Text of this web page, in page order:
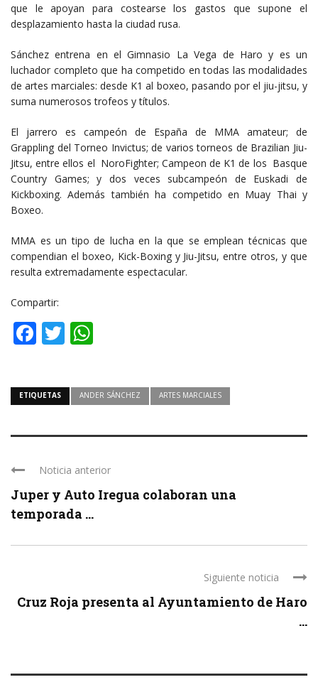
que le apoyan para costearse los gastos que supone el
desplazamiento hasta la ciudad rusa.
Sánchez entrena en el Gimnasio La Vega de Haro y es un
luchador completo que ha competido en todas las modalidades
de artes marciales: desde K1 al boxeo, pasando por el jiu-jitsu, y
suma numerosos trofeos y títulos.
El jarrero es campeón de España de MMA amateur; de
Grappling del Torneo Invictus; de varios torneos de Brazilian Jiu-
Jitsu, entre ellos el NoroFighter; Campeon de K1 de los Basque
Country Games; y dos veces subcampeón de Euskadi de
Kickboxing. Además también ha competido en Muay Thai y
Boxeo.
MMA es un tipo de lucha en la que se emplean técnicas que
compendian el boxeo, Kick-Boxing y Jiu-Jitsu, entre otros, y que
resulta extremadamente espectacular.
Compartir:
Facebook
Twitter
ETIQUETAS ANDER SÁNCHEZ ARTES MARCIALES
Noticia anterior
Juper y Auto Iregua colaboran una
temporada ...
Siguiente noticia
Cruz Roja presenta al Ayuntamiento de Haro
...